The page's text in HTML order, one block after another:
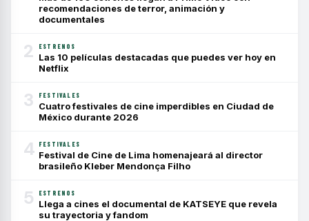
recomendaciones de terror, animación y
documentales
2 ESTRENOS
Las 10 películas destacadas que puedes ver hoy en
Netflix
3 FESTIVALES
Cuatro festivales de cine imperdibles en Ciudad de
México durante 2026
4 FESTIVALES
Festival de Cine de Lima homenajeará al director
brasileño Kleber Mendonça Filho
5 ESTRENOS
Llega a cines el documental de KATSEYE que revela
su trayectoria y fandom